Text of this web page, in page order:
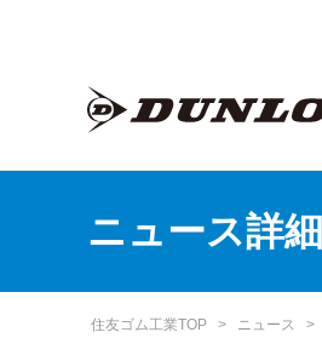
ニュース詳細
住友ゴム工業TOP > ニュース >